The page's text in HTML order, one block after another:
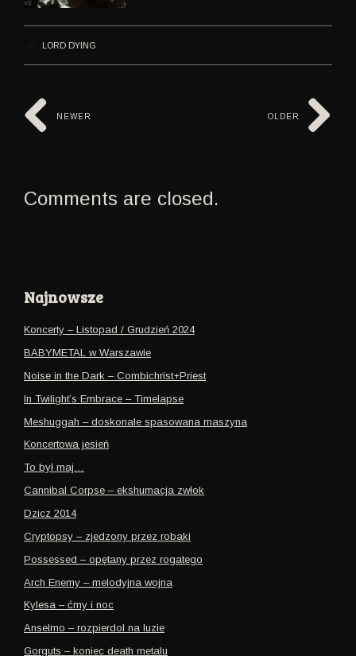
LORD DYING
OLDER
NEWER
Comments are closed.
Najnowsze
Koncerty – Listopad / Grudzień 2024
BABYMETAL w Warszawie
Noise in the Dark – Combichrist+Priest
In Twilight’s Embrace – Timelapse
Meshuggah – doskonale spasowana maszyna
Koncertowa jesień
To był maj…
Cannibal Corpse – ekshumacja zwłok
Dzicz 2014
Cryptopsy – zjedzony przez robaki
Possessed – opętany przez rogatego
Arch Enemy – melodyjna wojna
Kylesa – ćmy i noc
Anselmo – rozpierdol na luzie
Gorguts – koniec death metalu